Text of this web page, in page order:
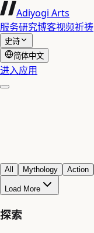
Adiyogi Arts
服务研究博客视频祈祷
史诗
简体中文
进入应用
All Mythology Action
Load More
探索